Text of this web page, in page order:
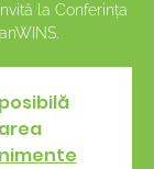
la Conferința